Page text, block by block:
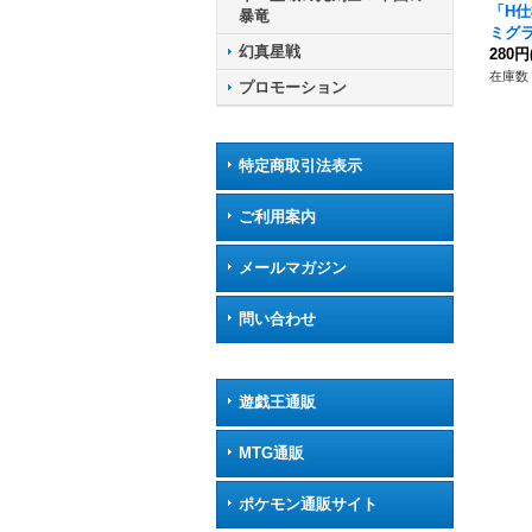
暴竜
幻真星戦
プロモーション
特定商取引法表示
ご利用案内
メールマガジン
問い合わせ
遊戯王通販
MTG通販
ポケモン通販サイト
「H
ミグ
R/
ト》
280円
在庫数